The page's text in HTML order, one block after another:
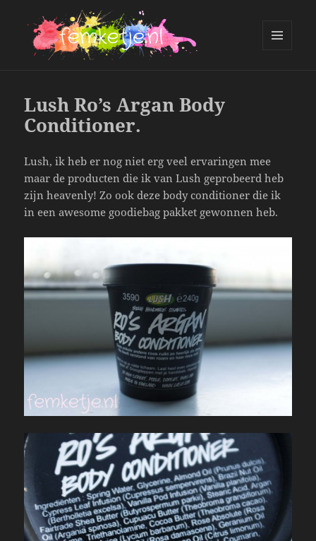
Lush Ro’s Argan Body
Conditioner.
Lush, ik heb er nog niet erg veel ervaringen mee
maar de producten die ik van Lush geprobeerd heb
zijn heavenly! Zo ook deze body conditioner die ik
in een awesome goodiebag pakket gewonnen heb.